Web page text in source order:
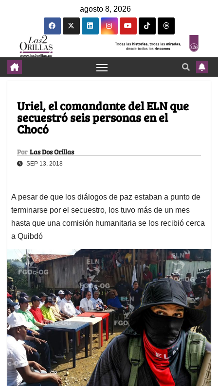
agosto 8, 2026
Uriel, el comandante del ELN que
secuestró seis personas en el
Chocó
Por Las Dos Orillas
SEP 13, 2018
A pesar de que los diálogos de paz estaban a punto de
terminarse por el secuestro, los tuvo más de un mes
hasta que una comisión humanitaria se los recibió cerca
a Quibdó